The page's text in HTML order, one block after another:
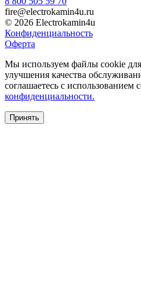
fire@electrokamin4u.ru
© 2026 Electrokamin4u
Конфиденциальность
Оферта
Мы используем файлы cookie
улучшения качества
соглашаетесь с использованием
конфиденциальности.
Принять